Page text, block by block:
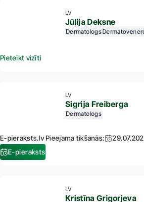
LV
Jūlija Deksne
Dermatologs
Pieteikt vizīti
LV
Sigrija Freiberga
Dermatologs
E-pieraksts.lv Pieejama tikšanās:
E-pieraksts
LV
Kristīna Grigorjeva